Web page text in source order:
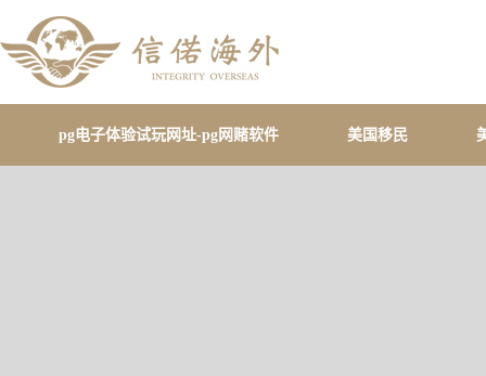
pg电子体验试玩网址-pg网赌软件 美国移民